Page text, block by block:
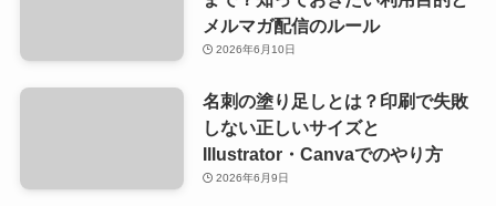
メルマガ配信のルール
2026年6月10日
名刺の塗り足しとは？印刷で失敗
しない正しいサイズと
Illustrator・Canvaでのやり方
2026年6月9日